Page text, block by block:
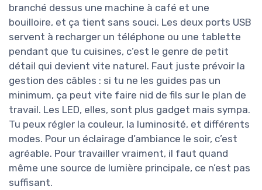
branché dessus une machine à café et une
bouilloire, et ça tient sans souci. Les deux ports USB
servent à recharger un téléphone ou une tablette
pendant que tu cuisines, c’est le genre de petit
détail qui devient vite naturel. Faut juste prévoir la
gestion des câbles : si tu ne les guides pas un
minimum, ça peut vite faire nid de fils sur le plan de
travail. Les LED, elles, sont plus gadget mais sympa.
Tu peux régler la couleur, la luminosité, et différents
modes. Pour un éclairage d’ambiance le soir, c’est
agréable. Pour travailler vraiment, il faut quand
même une source de lumière principale, ce n’est pas
suffisant.